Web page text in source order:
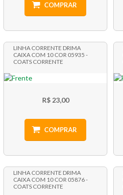
COMPRAR
LINHA CORRENTE DRIMA
CAIXA COM 10 COR 05935 -
COATS CORRENTE
R$ 23,00
COMPRAR
LINHA CORRENTE DRIMA
CAIXA COM 10 COR 05876 -
COATS CORRENTE